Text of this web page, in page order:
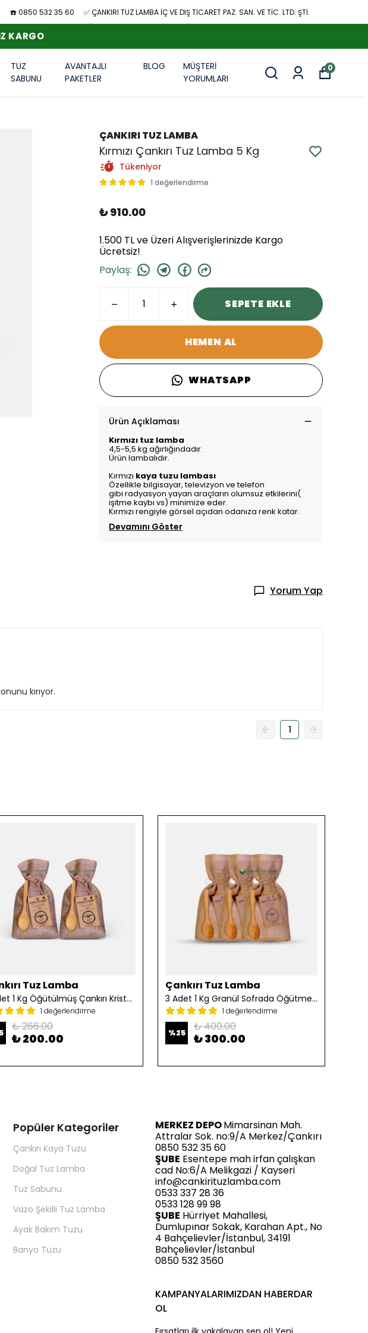
☎️ 0850 532 35 60 ✅ ÇANKIRI TUZ LAMBA İÇ VE DIŞ TİCARET PAZ. SAN. VE TİC. LTD. ŞTİ.
KARGO
TUZ
SABUNU
AVANTAJLI
PAKETLER
BLOG
MÜŞTERİ
YORUMLARI
0
ÇANKIRI TUZ LAMBA
Kırmızı Çankırı Tuz Lamba 5 Kg
Tükeniyor
1 değerlendirme
₺ 910.00
1.500 TL ve Üzeri Alışverişlerinizde Kargo
Ücretsiz!
Paylaş:
SEPETE EKLE
HEMEN AL
WHATSAPP
Ürün Açıklaması
Kırmızı tuz lamba
4,5-5,5 kg ağırlığındadır.
Ürün lambalıdır.
Kırmızı kaya tuzu lambası
Özellikle bilgisayar, televizyon ve telefon
gibi radyasyon yayan araçların olumsuz etkilerini(
işitme kaybı vs) minimize eder.
Kırmızı rengiyle görsel açıdan odanıza renk katar.
Devamını Göster
Yorum Yap
kırıyor.
1
Tuz Lamba
2 Adet 1 Kg Öğütülmüş Çankırı Kristal Kaya Tuzu
1 değerlendirme
₺ 266.00
₺ 200.00
Çankırı Tuz Lamba
3 Adet 1 Kg Granül Sofrada Öğütme Tuzu
1 değerlendirme
%25 ₺ 400.00
₺ 300.00
Popüler Kategoriler
Çankırı Kaya Tuzu
Doğal Tuz Lamba
Tuz Sabunu
Vazo Şekilli Tuz Lamba
Ayak Bakım Tuzu
Banyo Tuzu
MERKEZ DEPOMimarsinan Mah.
Attralar Sok. no:9/A Merkez/Çankırı
0850 532 35 60
ŞUBE Esentepe mah irfan çalışkan
cad No:6/A Melikgazi / Kayseri
info@cankirituzlamba.com
0533 337 28 36
0533 128 99 98
ŞUBE Hürriyet Mahallesi,
Dumlupınar Sokak, Karahan Apt., No
4 Bahçelievler/İstanbul, 34191
Bahçelievler/İstanbul
0850 532 3560
KAMPANYALARIMIZDAN HABERDAR
OL